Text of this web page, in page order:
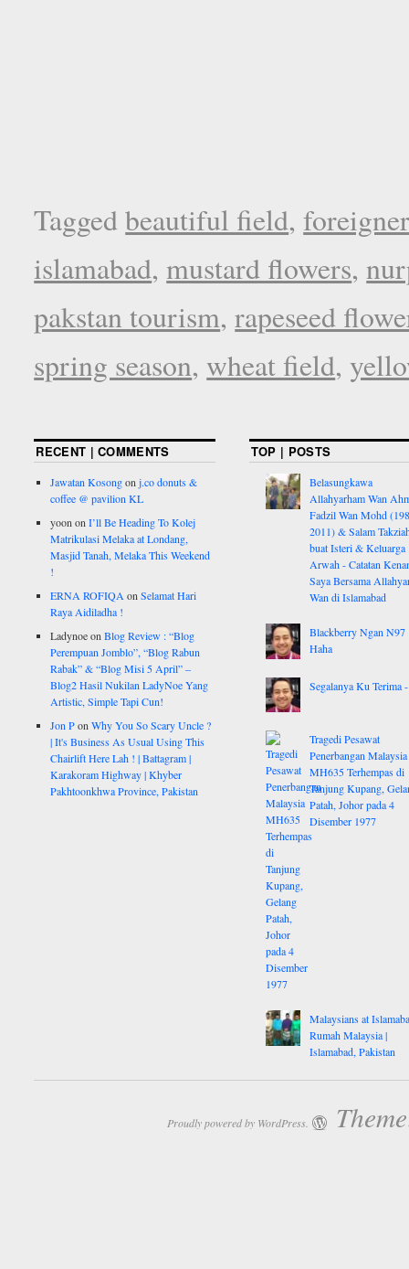
Taggedbeautiful field,
islamabad,mustard flowers,
pakstan tourism,rapeseed
spring season, wheat field,
RECENT | COMMENTS
Jawatan Kosongonj.co donuts &
coffee @ pavilion KL
yoononI’ll Be Heading To Kolej
Matrikulasi Melaka at Londang,
Masjid Tanah, Melaka This Weekend
!
ERNA ROFIQAonSelamat Hari
Raya Aidiladha !
LadynoeonBlog Review : “Blog
Perempuan Jomblo”, “Blog Rabun
Rabak” & “Blog Misi 5 April” –
Blog2 Hasil Nukilan LadyNoe Yang
Artistic, Simple Tapi Cun!
Jon PonWhy You So Scary Uncle ?
| It's Business As Usual Using This
Chairlift Here Lah ! | Battagram |
Karakoram Highway | Khyber
Pakhtoonkhwa Province, Pakistan
TOP | POSTS
Belasungkawa
Allahyarham Wan
Fadzil Wan Mohd
2011) & Salam
buat Isteri & Keluarga
Arwah - Catatan
Saya Bersama
Wan di Islamabad
Blackberry Ngan N97
Haha
Segalanya Ku Terima
Tragedi Pesawat
Penerbangan Malaysia
MH635 Terhempas di
Tanjung Kupang,
Patah, Johor pada 4
Disember 1977
Malaysians at
Rumah Malaysia |
Islamabad, Pakistan
Proudly powered by WordPress.